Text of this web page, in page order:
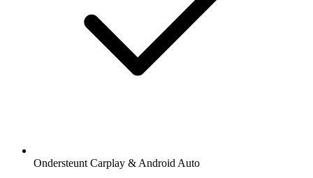
Ondersteunt Carplay & Android Auto